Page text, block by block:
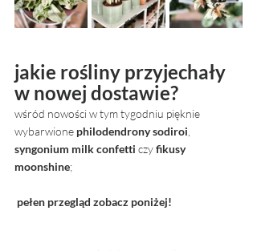
jakie rośliny przyjechały
w nowej dostawie?
wśród nowości w tym tygodniu pięknie
wybarwione philodendrony sodiroi
syngonium milk confetti czy fikusy
moonshine;
pełen przegląd zobacz poniżej!